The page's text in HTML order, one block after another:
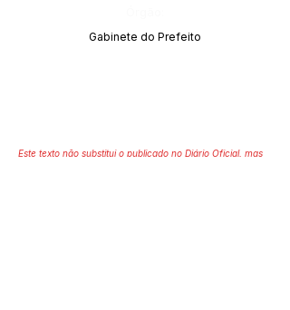
Gabinete do Prefeito
Este texto não substitui o publicado no Diário Oficial, mas